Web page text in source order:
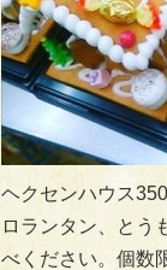
ヘクセンハウス
ロランタン、とう
べください。個数